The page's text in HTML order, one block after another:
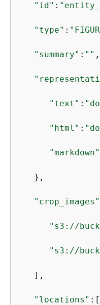
"id" :
"type" :
"summary" : "" ,
"text" :
"html" :
"markdown"
   },
"crop_images"
"s3://
"s3://
   ],
"locations" :[